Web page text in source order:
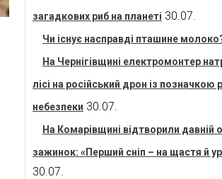
загадкових риб на планеті 30.07.
Чи існує насправді пташине
На Чернігівщині електромонтер
лісі на російський дрон із позначкою
небезпеки 30.07.
На Комарівщині відтворили давній
зажинок: «Перший сніп – на щастя й
30.07.